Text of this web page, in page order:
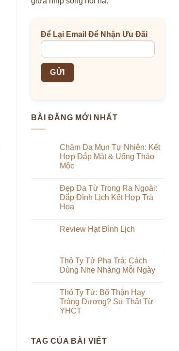
Để Lại Email Để Nhận Ưu Đãi
BÀI ĐĂNG MỚI NHẤT
Chăm Da Mụn Tự Nhiên: Kết
Hợp Đắp Mặt & Uống Thảo
Mộc
bình
luận
ở
Chăm
Tự
Nhiên:
Mặt
&
Uống
Đẹp Da Từ Trong Ra Ngoài:
Đắp Đình Lịch Kết Hợp Trà
Hoa
bình
Từ
Trong
Ra
Đình
Lịch
Kết
Hợp
Review Hạt Đình Lịch
luận
ở
Review
Lịch
Thỏ Ty Tử Pha Trà: Cách
Dùng Nhẹ Nhàng Mỗi Ngày
bình
luận
ở
Thỏ
Trà:
Cách
Thỏ Ty Tử: Bổ Thận Hay
Tráng Dương? Sự Thật Từ
YHCT
luận
ở
TAG CỦA BÀI VIẾT